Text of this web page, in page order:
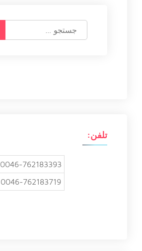
س
تلفن:
0046-762183393
0046-762183719